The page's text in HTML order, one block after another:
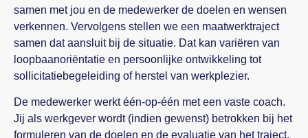
samen met jou en de medewerker de doelen en wensen
verkennen. Vervolgens stellen we een maatwerktraject
samen dat aansluit bij de situatie. Dat kan variëren van
loopbaanoriëntatie en persoonlijke ontwikkeling tot
sollicitatiebegeleiding of herstel van werkplezier.
De medewerker werkt één-op-één met een vaste coach.
Jij als werkgever wordt (indien gewenst) betrokken bij het
formuleren van de doelen en de evaluatie van het traject.